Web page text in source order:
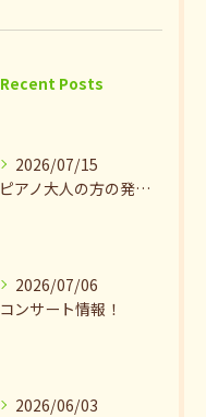
Recent Posts
2026/07/15
ピアノ大人の方の発表会兼ねたお茶会🎵
2026/07/06
コンサート情報！
2026/06/03